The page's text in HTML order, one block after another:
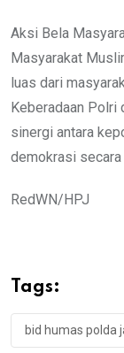
Aksi Bela
Masyarakat
luas dari
Keberadaan Polri
sinergi antara
demokrasi secara
RedWN/HPJ
Tags:
bid humas polda